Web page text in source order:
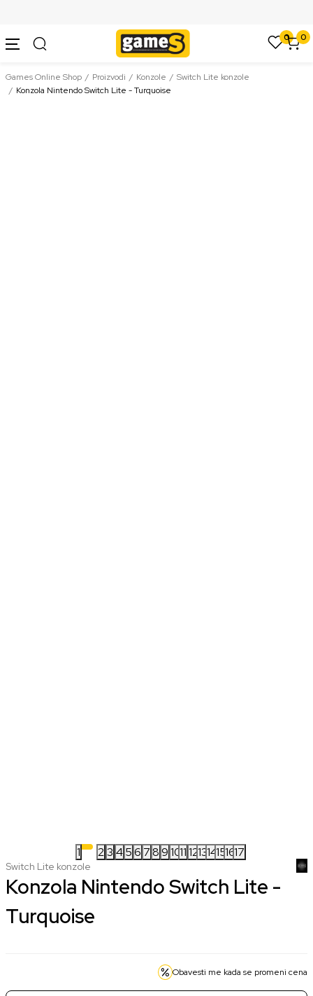
0 0
Games Online Shop Proizvodi Konzole
Switch Lite konzole
Konzola Nintendo Switch Lite - Turquoise
1 2 3 4 56 7891011121314151617
Switch Lite konzole
Konzola Nintendo Switch Lite -
Turquoise
Obavesti me kada se promeni cena